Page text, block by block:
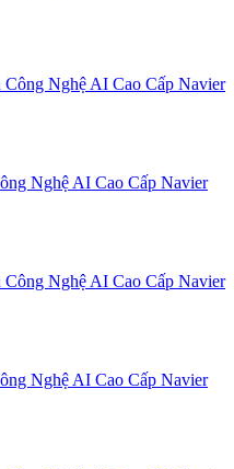
Nghệ AI Cao Cấp Navier
Nghệ AI Cao Cấp Navier